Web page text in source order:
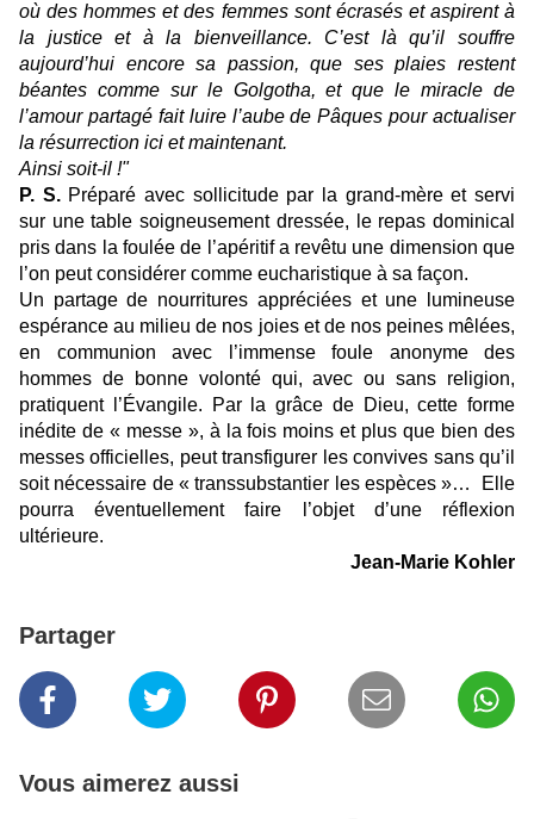
où des hommes et des femmes sont écrasés et aspirent à
la justice et à la bienveillance. C’est là qu’il souffre
aujourd’hui encore sa passion, que ses plaies restent
béantes comme sur le Golgotha, et que le miracle de
l’amour partagé fait luire l’aube de Pâques pour actualiser
la résurrection ici et maintenant.
Ainsi soit-il !"
P. S.Préparé avec sollicitude par la grand-mère et servi
sur une table soigneusement dressée, le repas dominical
pris dans la foulée de l’apéritif a revêtu une dimension que
l’on peut considérer comme eucharistique à sa façon.
Un partage de nourritures appréciées et une lumineuse
espérance au milieu de nos joies et de nos peines mêlées,
en communion avec l’immense foule anonyme des
hommes de bonne volonté qui, avec ou sans religion,
pratiquent l’Évangile. Par la grâce de Dieu, cette forme
inédite de « messe », à la fois moins et plus que bien des
messes officielles, peut transfigurer les convives sans qu’il
soit nécessaire de « transsubstantier les espèces »… Elle
pourra éventuellement faire l’objet d’une réflexion
ultérieure.
Jean-Marie Kohler
Partager
Vous aimerez aussi